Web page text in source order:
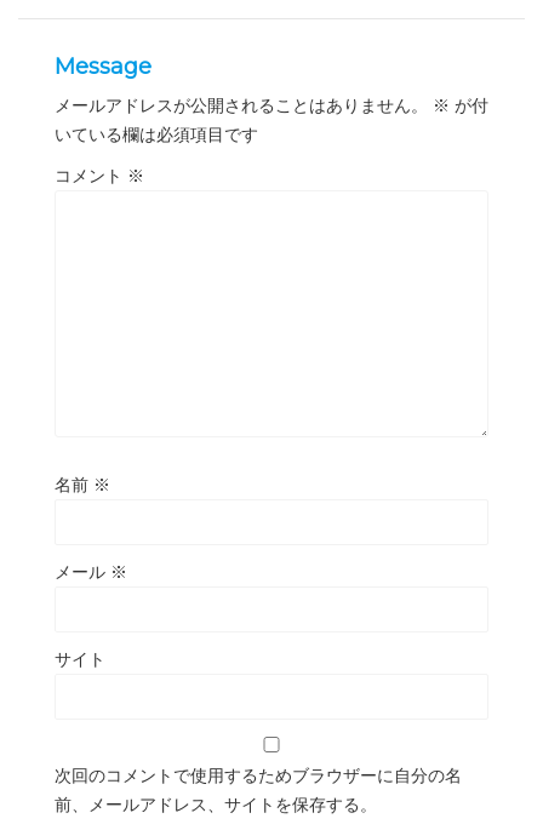
Message
メールアドレスが公開されることはありません。 ※ が付
いている欄は必須項目です
コメント ※
名前 ※
メール ※
サイト
次回のコメントで使用するためブラウザーに自分の名
前、メールアドレス、サイトを保存する。